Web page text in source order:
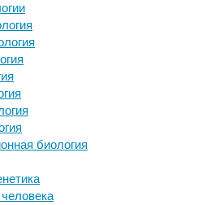
биология
курильщика